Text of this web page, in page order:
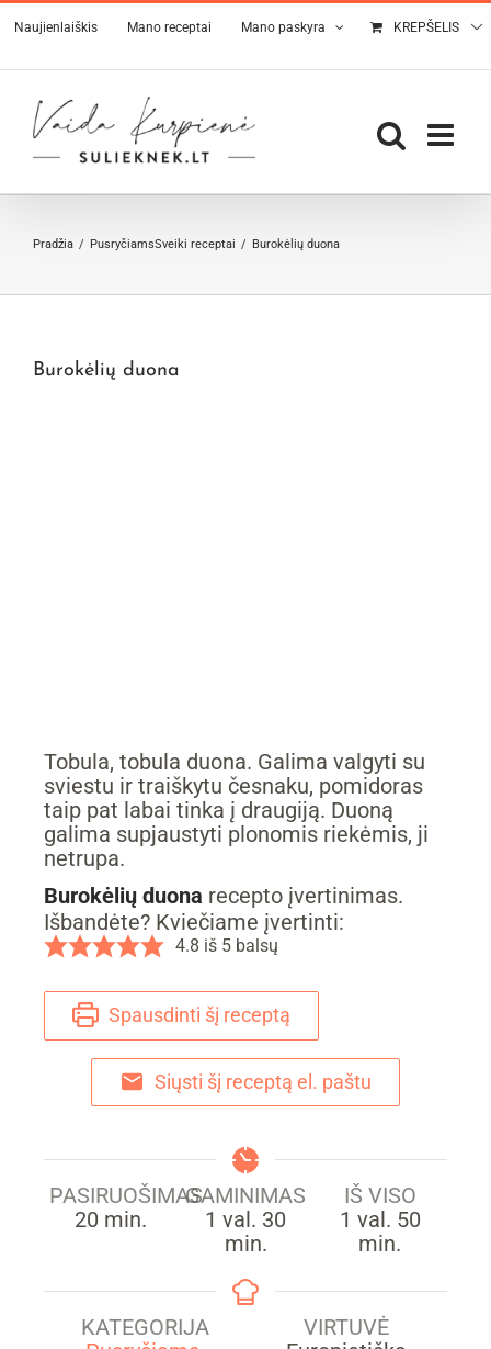
Skip
to
content
Naujienlaiškis Mano receptai Mano paskyra KREPŠELIS
Pradžia PusryčiamsSveiki receptai Burokėlių duona
Burokėlių duona
Tobula, tobula duona. Galima valgyti su
sviestu ir traiškytu česnaku, pomidoras
taip pat labai tinka į draugiją. Duoną
galima supjaustyti plonomis riekėmis, ji
netrupa.
Burokėlių duona recepto įvertinimas.
Išbandėte? Kviečiame įvertinti:
4.8 iš 5 balsų
Spausdinti šį receptą
Siųsti šį receptą el. paštu
PASIRUOŠIMAS
20 min.
min.
GAMINIMAS
1 hour
val. 30
min.
IŠ VISO
1 hour
val. 50min.
min.
KATEGORIJA
VIRTUVĖ